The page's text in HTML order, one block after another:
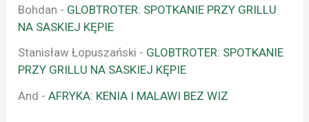
Bohdan - GLOBTROTER: SPOTKANIE PRZY GRILLU
NA SASKIEJ KĘPIE
Stanisław Łopuszański - GLOBTROTER: SPOTKANIE
PRZY GRILLU NA SASKIEJ KĘPIE
And -AFRYKA: KENIA I MALAWI BEZ WIZ